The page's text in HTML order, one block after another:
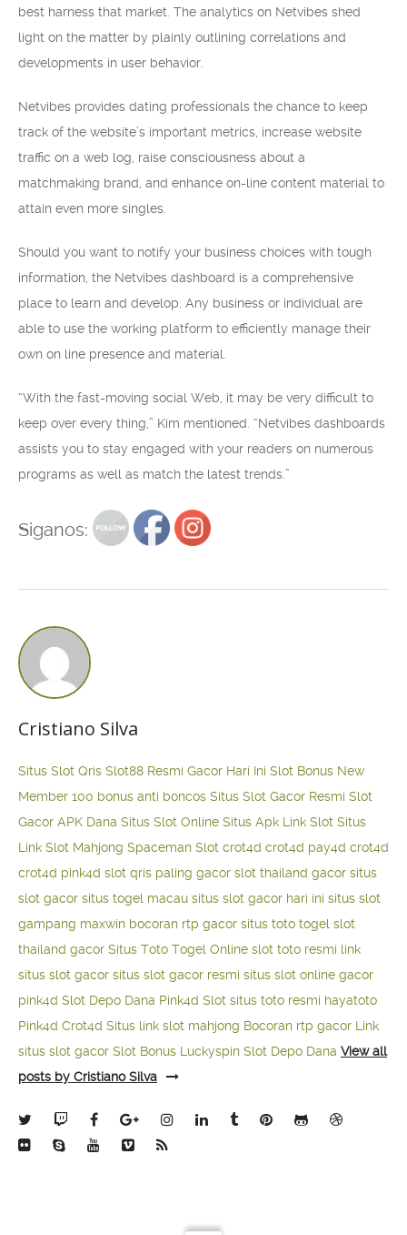
best harness that market. The analytics on Netvibes shed
light on the matter by plainly outlining correlations and
developments in user behavior.
Netvibes provides dating professionals the chance to keep
track of the website’s important metrics, increase website
traffic on a web log, raise consciousness about a
matchmaking brand, and enhance on-line content material to
attain even more singles.
Should you want to notify your business choices with tough
information, the Netvibes dashboard is a comprehensive
place to learn and develop. Any business or individual are
able to use the working platform to efficiently manage their
own on line presence and material.
“With the fast-moving social Web, it may be very difficult to
keep over every thing,” Kim mentioned. “Netvibes dashboards
assists you to stay engaged with your readers on numerous
programs as well as match the latest trends.”
Siganos:
Cristiano Silva
Situs Slot Qris Slot88 Resmi Gacor Hari Ini Slot Bonus New
Member 100 bonus anti boncos Situs Slot Gacor Resmi Slot
Gacor APK Dana Situs Slot Online Situs Apk Link Slot Situs
Link Slot Mahjong Spaceman Slot crot4d crot4d pay4d crot4d
crot4d pink4d slot qris paling gacor slot thailand gacor situs
slot gacor situs togel macau situs slot gacor hari ini situs slot
gampang maxwin bocoran rtp gacor situs toto togel slot
thailand gacor Situs Toto Togel Online slot toto resmi link
situs slot gacor situs slot gacor resmi situs slot online gacor
pink4d Slot Depo Dana Pink4d Slot situs toto resmi hayatoto
Pink4d Crot4d Situs link slot mahjong Bocoran rtp gacor Link
situs slot gacor Slot Bonus Luckyspin Slot Depo Dana View all
posts by Cristiano Silva